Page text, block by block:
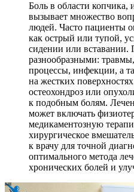
Боль в области копчика,
вызывает множество
людей. Часто пациенты
как острый или тупой,
сидении или
разнообразными:
процессы, инфекции, а
на жестких
остеохондроз или
к подобным болям.
может включать
медикаментозную
хирургическое
к врачу для точной
оптимального метода
хронических болей и